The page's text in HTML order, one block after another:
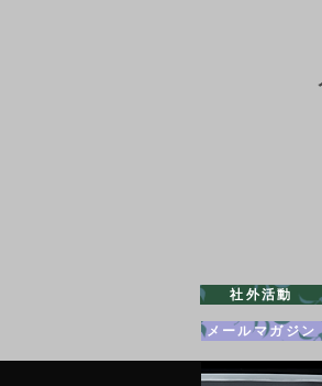
社外活動
メールマガジン